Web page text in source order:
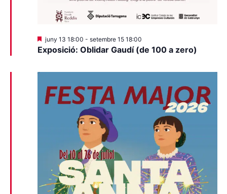
Exposició: Oblidar Gaudí (de 100 a zero)
Destacats
juny 13 18:00 - setembre 15 18:00